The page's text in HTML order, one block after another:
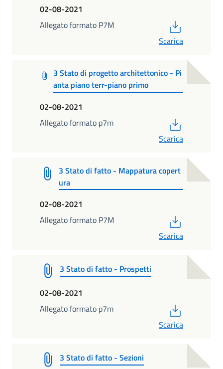
02-08-2021
Allegato formato P7M
Scarica
3 Stato di progetto architettonico - Pi
anta piano terr-piano primo
02-08-2021
Allegato formato p7m
Scarica
3 Stato di fatto - Mappatura copert
ura
02-08-2021
Allegato formato P7M
Scarica
3 Stato di fatto - Prospetti
02-08-2021
Allegato formato p7m
Scarica
3 Stato di fatto - Sezioni